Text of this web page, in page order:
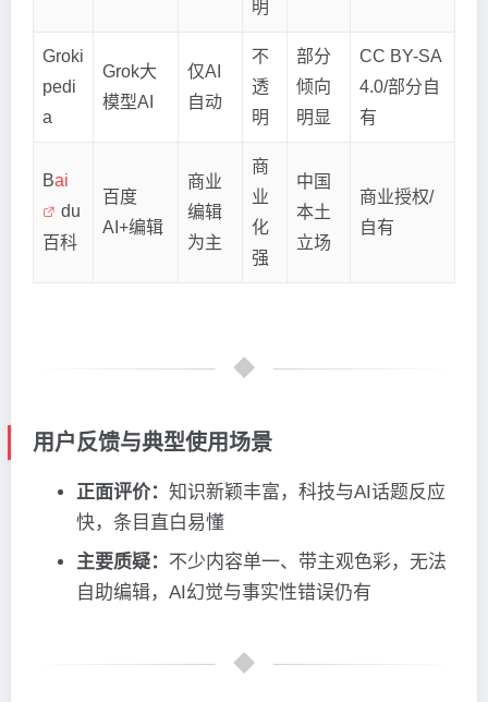
明
Groki
pedi
a
Grok大
模型AI
仅AI
自动
不
透
明
部分
倾向
明显
CC BY-SA
4.0/部分自
有
Bai
du
百科
百度
AI+编辑
商业
编辑
为主
商
业
化
强
中国
本土
立场
商业授权/
自有
用户反馈与典型使用场景
正面评价： 知识新颖丰富，科技与AI话题反应
快，条目直白易懂
主要质疑： 不少内容单一、带主观色彩，无法
自助编辑，AI幻觉与事实性错误仍有